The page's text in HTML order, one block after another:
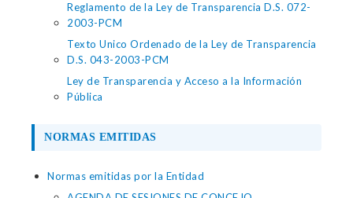
Reglamento de la Ley de Transparencia D.S. 072-
2003-PCM
Texto Unico Ordenado de la Ley de Transparencia
D.S. 043-2003-PCM
Ley de Transparencia y Acceso a la Información
Pública
NORMAS EMITIDAS
Normas emitidas por la Entidad